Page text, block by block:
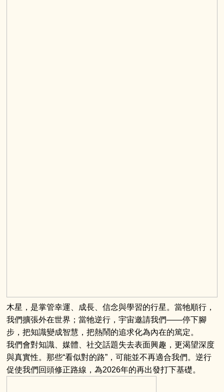
木星 ，是掌管幸運、成長、信念與學習的行星。當牠順行，
我們擴張外在世界；當牠逆行，宇宙邀請我們——停下腳
步，把知識變成智慧，把熱鬧的追求化為內在的篤定。
我們會對知識、媒體、社交話題失去表面興趣，更渴望深度
與真實性。那些“看似對的路”，可能並不再適合我們。逆行
促使我們回頭修正路線，為2026年的再出發打下基礎。